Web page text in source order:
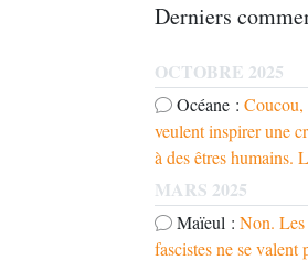
Derniers
OCTOBRE 2025
Océane : Coucou,
veulent inspirer une
à des êtres
MARS 2025
Maïeul : Non. Les
fascistes ne se valent